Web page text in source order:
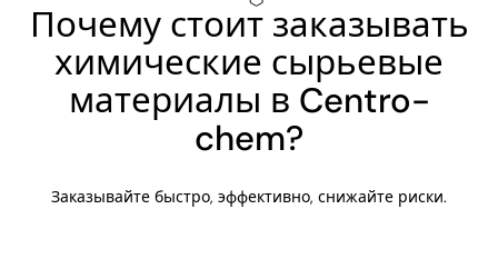
Почему стоит заказывать
химические сырьевые
материалы в Centro-
chem?
Заказывайте быстро, эффективно, снижайте риски.